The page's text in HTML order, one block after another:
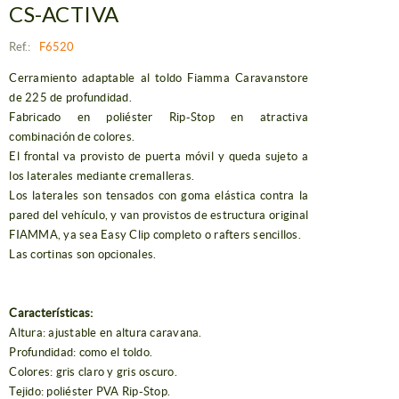
CS-ACTIVA
Ref.: F6520
Cerramiento adaptable al toldo Fiamma Caravanstore
de 225 de profundidad.
Fabricado en poliéster Rip-Stop en atractiva
combinación de colores.
El frontal va provisto de puerta móvil y queda sujeto a
los laterales mediante cremalleras.
Los laterales son tensados con goma elástica contra la
pared del vehículo, y van provistos de estructura original
FIAMMA, ya sea Easy Clip completo o rafters sencillos.
Las cortinas son opcionales.
Características:
Altura: ajustable en altura caravana.
Profundidad: como el toldo.
Colores: gris claro y gris oscuro.
Tejido: poliéster PVA Rip-Stop.